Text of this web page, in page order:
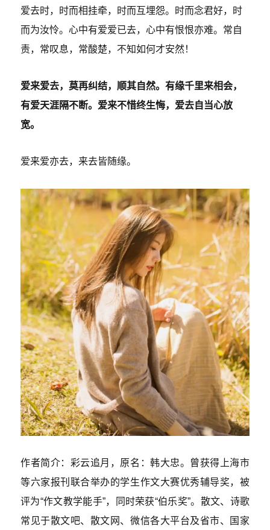
爱去时，时而相挂牵，时而互埋怨。时而念君好，时
而为汝怜。心中有爱爱已去，心中有恨恨亦难。常自
责，常叹息，常酸楚，不知如何才安然！
爱来爱去，莫再纠结，顺其自然。有缘千里来相会，
有爱天涯隔不断。爱来不惜终生悔，爱去自当心放
宽。
爱来爱亦去，来去皆随缘。
作者简介：彩云追月，原名：韩大忠。曾获得上海市
等六家报刊联合举办的学生作文大赛优秀辅导奖，被
评为“作文教学能手”，同时荣获“伯乐奖”。散文、诗歌
常见于散文吧、散文网、微信各大平台及省市、国家